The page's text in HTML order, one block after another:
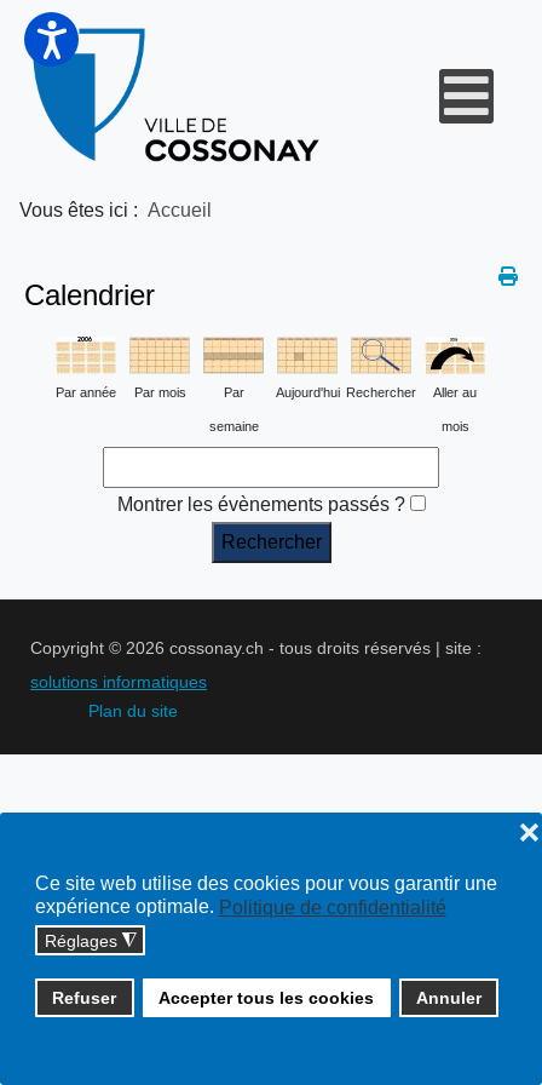
Ce site web utilise des cookies pour vous garantir une
expérience optimale. Politique de confidentialité
Réglages ◮
Refuser Accepter tous les cookies Annuler
❌
Vous êtes ici : Accueil
Calendrier
Par année Par mois Par
semaine
Aujourd'hui Rechercher Aller au
mois
Montrer les évènements passés ?
Copyright © 2026 cossonay.ch - tous droits réservés | site :
solutions informatiques
Plan du site